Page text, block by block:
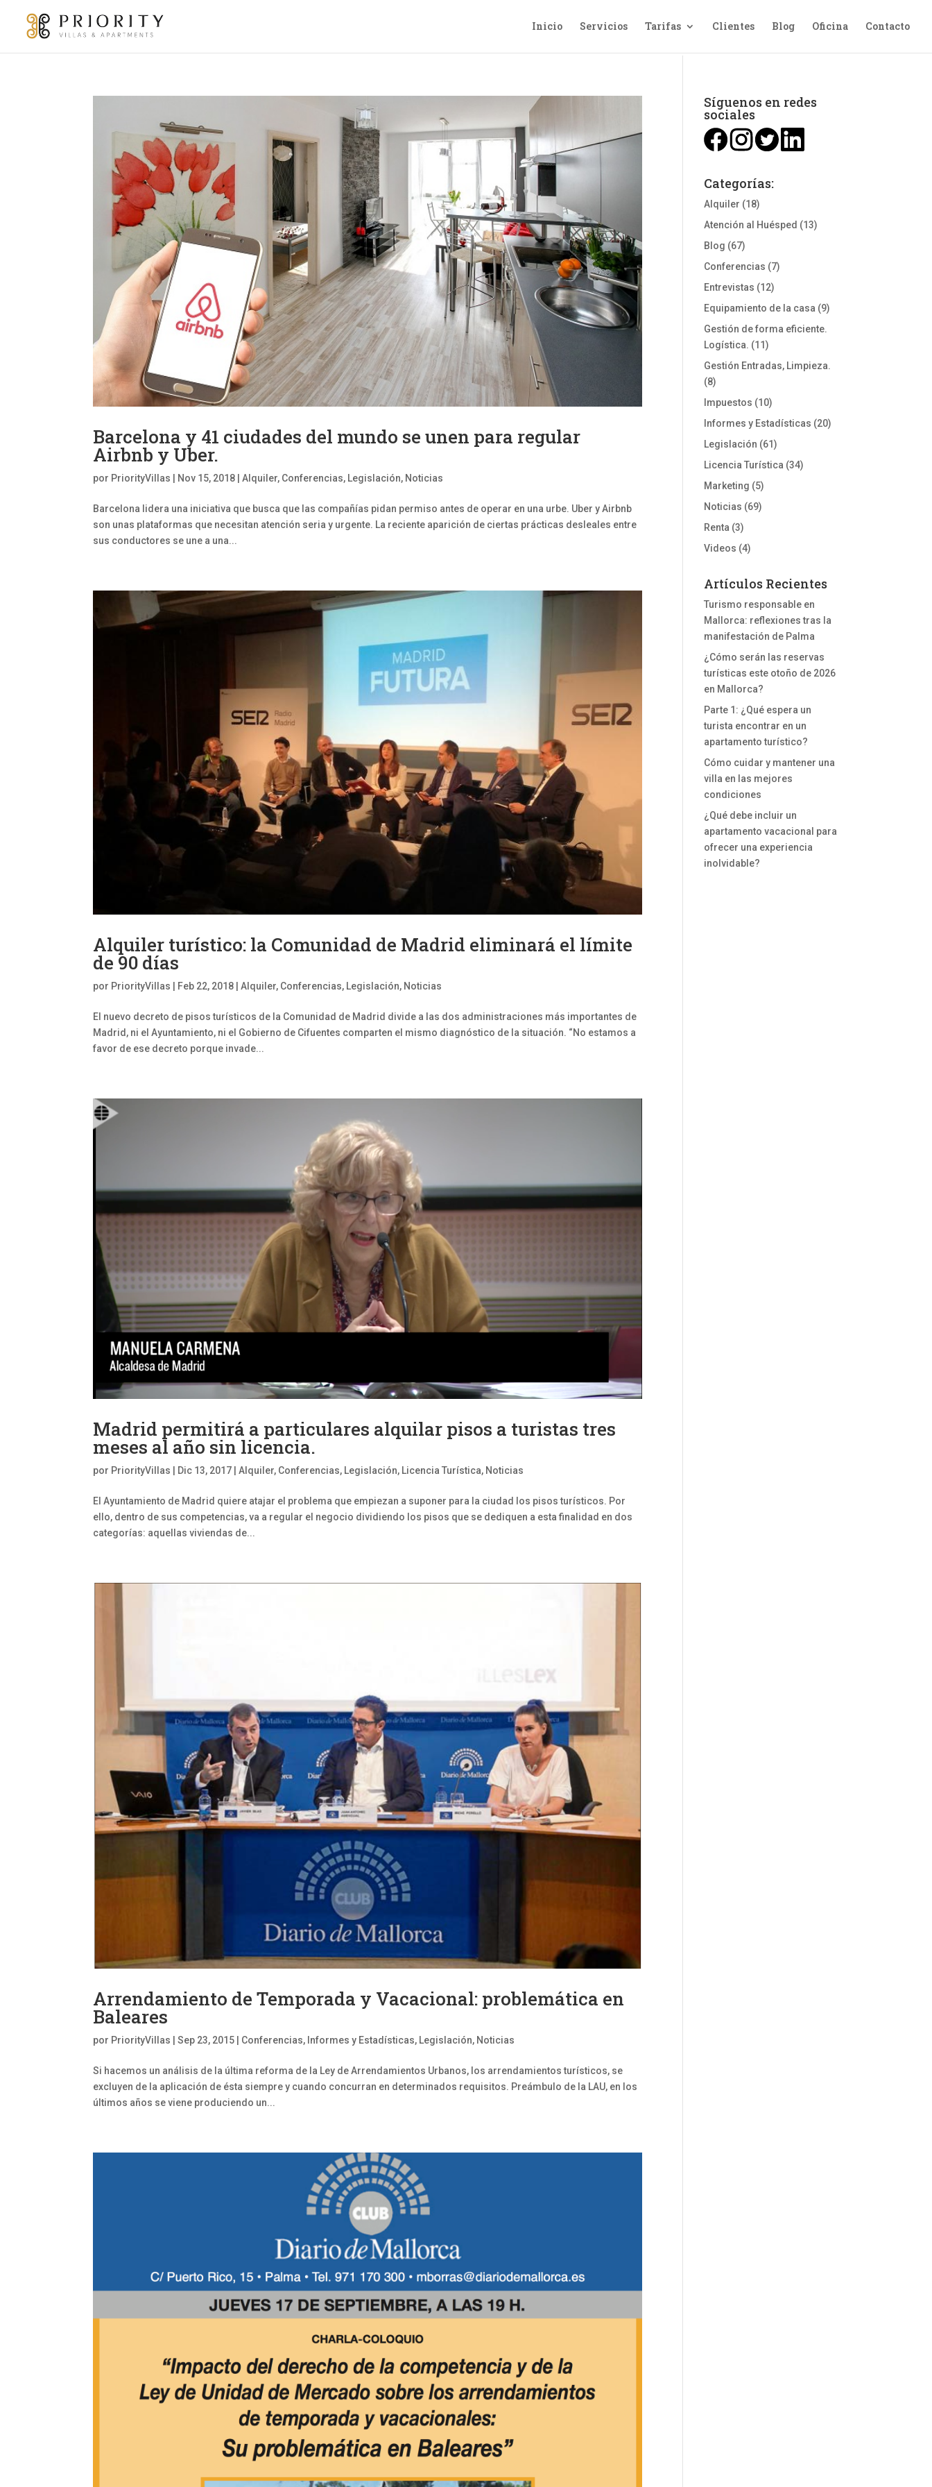
Inicio Servicios Tarifas Clientes Blog Oficina Contacto
Barcelona y 41 ciudades del mundo se unen para regular
Airbnb y Uber.
por PriorityVillas Nov 15, 2018 |Alquiler, Conferencias, Legislación, Noticias
Barcelona lidera una iniciativa que busca que las compañías pidan permiso antes de operar en una urbe. Uber y Airbnb
son unas plataformas que necesitan atención seria y urgente. La reciente aparición de ciertas prácticas desleales entre
sus conductores se une a una...
Alquiler turístico: la Comunidad de Madrid eliminará el límite
de 90 días
por PriorityVillas Feb 22, 2018 |Alquiler, Conferencias, Legislación, Noticias
El nuevo decreto de pisos turísticos de la Comunidad de Madrid divide a las dos administraciones más importantes de
Madrid, ni el Ayuntamiento, ni el Gobierno de Cifuentes comparten el mismo diagnóstico de la situación. “No estamos a
favor de ese decreto porque invade...
Madrid permitirá a particulares alquilar pisos a turistas tres
meses al año sin licencia.
por PriorityVillas Dic 13, 2017 |Alquiler, Conferencias, Legislación, Licencia Turística, Noticias
El Ayuntamiento de Madrid quiere atajar el problema que empiezan a suponer para la ciudad los pisos turísticos. Por
ello, dentro de sus competencias, va a regular el negocio dividiendo los pisos que se dediquen a esta finalidad en dos
categorías: aquellas viviendas de...
Arrendamiento de Temporada y Vacacional: problemática en
Baleares
por PriorityVillas |Sep 23, 2015 Conferencias, Informes y Estadísticas, Legislación, Noticias
Si hacemos un análisis de la última reforma de la Ley de Arrendamientos Urbanos, los arrendamientos turísticos, se
excluyen de la aplicación de ésta siempre y cuando concurran en determinados requisitos. Preámbulo de la LAU, en los
últimos años se viene produciendo un...
Síguenos en redes
sociales
Categorías:
Alquiler (18)
Atención al Huésped (13)
Blog (67)
Conferencias (7)
Entrevistas (12)
Equipamiento de la casa (9)
Gestión de forma eficiente.
Logística. (11)
Gestión Entradas, Limpieza.
(8)
Impuestos (10)
Informes y Estadísticas (20)
Legislación (61)
Licencia Turística (34)
Marketing (5)
Noticias (69)
Renta (3)
Videos (4)
Artículos Recientes
Turismo responsable en
Mallorca: reflexiones tras la
manifestación de Palma
¿Cómo serán las reservas
turísticas este otoño de 2026
en Mallorca?
Parte 1: ¿Qué espera un
turista encontrar en un
apartamento turístico?
Cómo cuidar y mantener una
villa en las mejores
condiciones
¿Qué debe incluir un
apartamento vacacional para
ofrecer una experiencia
inolvidable?